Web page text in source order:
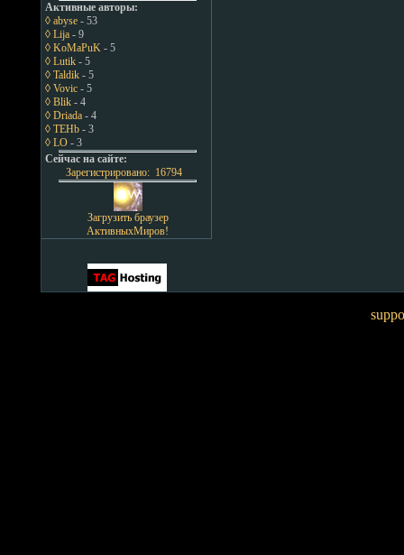
Активные авторы:
◊ abyse - 53
◊ Lija - 9
◊ KoMaPuK - 5
◊ Lutik - 5
◊ Taldik - 5
◊ Vovic - 5
◊ Blik - 4
◊ Driada - 4
◊ TEHb - 3
◊ LO - 3
Сейчас на сайте:
Зарегистрировано: 16794
Загрузить браузер
АктивныхМиров!